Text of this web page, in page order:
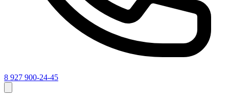
8 927 900-24-45